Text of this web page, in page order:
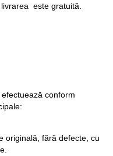
este gratuită.
conform
originală, fără defecte, cu